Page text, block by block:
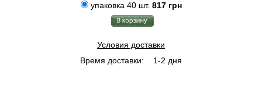
упаковка 40 шт. 817 грн
Условия доставки
Время доставки:
1-2 дня